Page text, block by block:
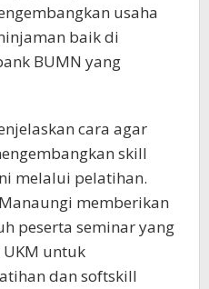
usaha
baik di
BUMN yang
cara agar
skill
melalui pelatihan.
memberikan
peserta seminar yang
untuk
dan softskill